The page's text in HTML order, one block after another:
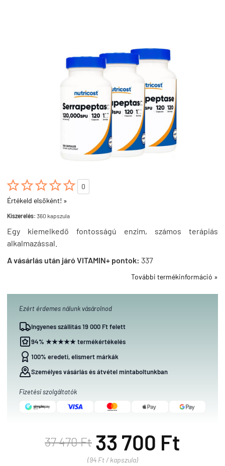

0
Értékeld elsőként! »
Kiszerelés: 360 kapszula
Egy kiemelkedő fontosságú enzim, számos terápiás
alkalmazással.
A vásárlás után járó VITAMIN+ pontok: 337
További termékinformáció »
Ezért érdemes nálunk vásárolnod
Ingyenes szállítás 19 000 Ft felett
94% ★★★★★ termékértékelés
100% eredeti, elismert márkák
Személyes vásárlás és átvétel mintaboltunkban
Fizetési szolgáltatók
37 470 Ft 33 700 Ft
(94 Ft / kapszula)